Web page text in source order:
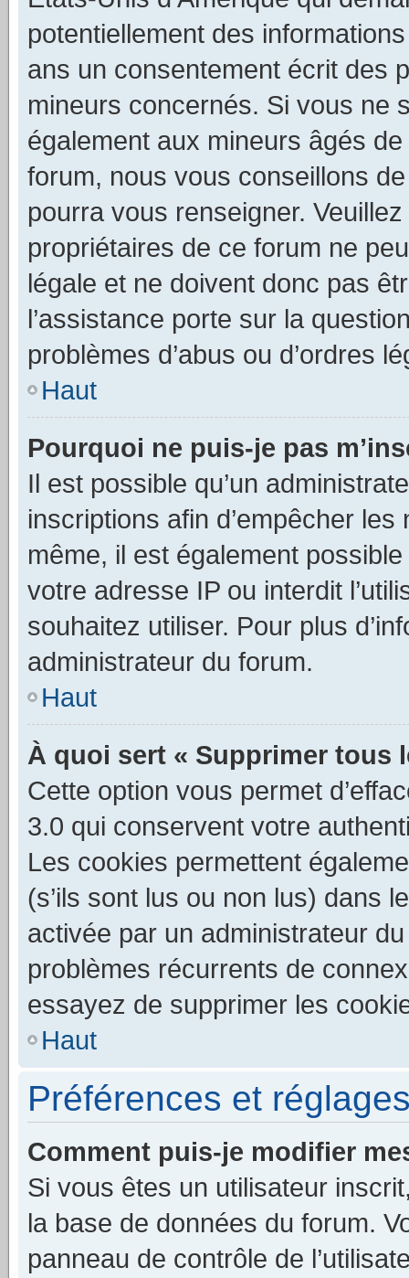
potentiellement des
ans un consentement écrit des
mineurs concernés. Si vous ne
également aux mineurs âgés
forum, nous vous conseillons
pourra vous renseigner.
propriétaires de ce forum ne
légale et ne doivent donc pas
l’assistance porte sur la
problèmes d’abus ou d’ordres
Haut
Pourquoi ne puis-je pas
Il est possible qu’un
inscriptions afin d’empêcher
même, il est également
votre adresse IP ou interdit
souhaitez utiliser. Pour plus
administrateur du forum.
Haut
À quoi sert « Supprimer tous
Cette option vous permet
3.0 qui conservent votre
Les cookies permettent
(s’ils sont lus ou non lus) dans
activée par un administrateur
problèmes récurrents de
essayez de supprimer les
Haut
Préférences et
Comment puis-je modifier
Si vous êtes un utilisateur
la base de données du forum.
panneau de contrôle de